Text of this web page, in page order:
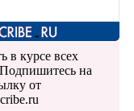
в курсе всех
на
от